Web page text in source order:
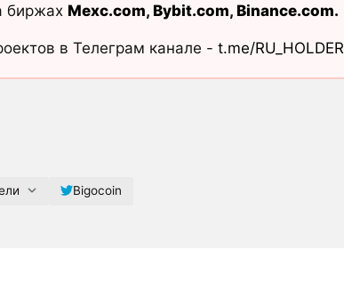
биржах Mexc.com, Bybit.com, Binance.com.
в Телеграм канале - t.me/RU_HOLDER
Bigocoin